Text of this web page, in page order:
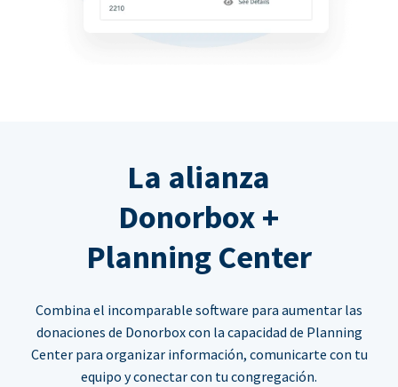
La alianza
Donorbox +
Planning Center
Combina el incomparable software para aumentar las
donaciones de Donorbox con la capacidad de Planning
Center para organizar información, comunicarte con tu
equipo y conectar con tu congregación.